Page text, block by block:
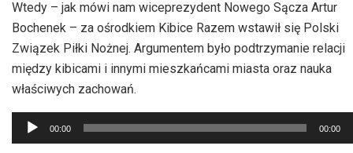
Wtedy – jak mówi nam wiceprezydent Nowego Sącza Artur
Bochenek – za ośrodkiem Kibice Razem wstawił się Polski
Związek Piłki Nożnej. Argumentem było podtrzymanie relacji
między kibicami i innymi mieszkańcami miasta oraz nauka
właściwych zachowań.
Odtwarzacz
plików
00:00 00:00